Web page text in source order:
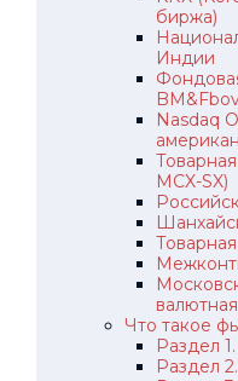
биржа)
Индии
Nasdaq
MCX-SX)
Что такое
Раздел
Раздел